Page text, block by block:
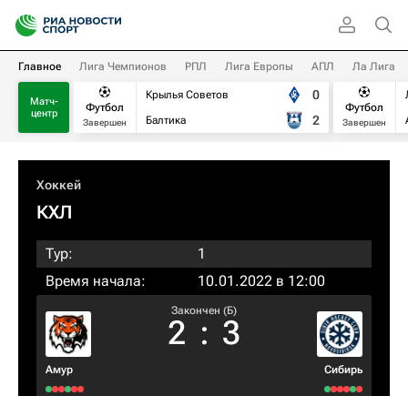
Главное Лига Чемпионов РПЛ Лига Европы АПЛ Ла Лига
Матч-
центр
Футбол
Завершен
Крылья Советов
Балтика
0
2
Футбол
Завершен
Хоккей
КХЛ
Тур:
1
Время начала:
10.01.2022 в 12:00
Амур
Закончен (Б)
2 : 3
Сибирь